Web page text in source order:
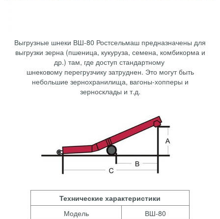
Выгрузные шнеки ВШ-80 Ростсельмаш предназначены для
выгрузки зерна (пшеница, кукуруза, семена, комбикорма и
др.) там, где доступ стандартному
шнековому перегрузчику затруднен. Это могут быть
небольшие зернохранилища, вагоны-хопперы и
зерносклады и т.д.
Технические характеристики
Модель
ВШ-80